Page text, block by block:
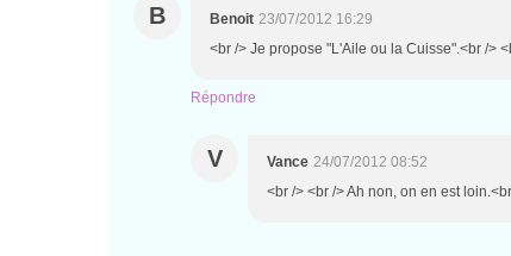
B Benoit 23/07/2012 16:29
<br /> Je propose "L'Aile ou la Cuisse".<br />
Répondre
V Vance 24/07/2012 08:52
<br /> <br /> Ah non, on en est